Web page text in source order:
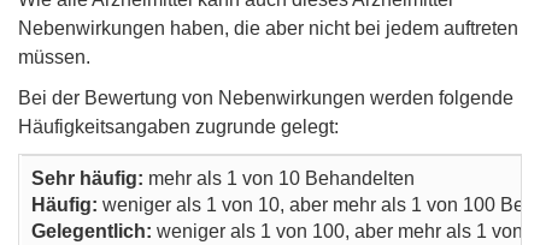
Nebenwirkungen haben, die aber nicht bei jedem auftreten
müssen.
Bei der Bewertung von Nebenwirkungen werden folgende
Häufigkeitsangaben zugrunde gelegt:
Sehr häufig: mehr als 1 von 10 Behandelten
Häufig: weniger als 1 von 10, aber mehr als 1 von 100
Gelegentlich: weniger als 1 von 100, aber mehr als 1 von